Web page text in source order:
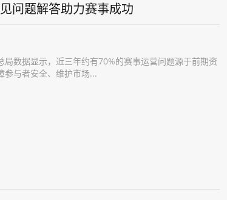
问题解答助力赛事成功
数据显示，近三年约有70%的赛事运营问题源于前期资
参与者安全、维护市场...